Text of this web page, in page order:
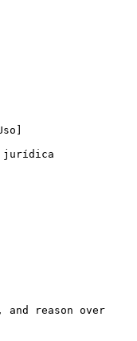
jurídica
and reason over